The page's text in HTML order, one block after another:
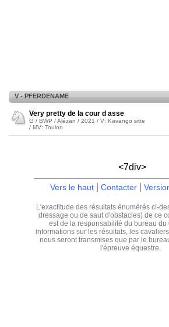
V - PFERDENAME
Very pretty de la cour d asse
G / BWP / Alézan / 2021 / V: Kavango sitte
/ MV: Toulon
<7div>
Vers le haut Contacter
L'exactitude des résultats énumérés ci-
dressage ou de saut d'obstacles) de ce
est de la responsabilité du bureau du
informations sur les résultats, les
nous seront transmises que par le
l'épreuve équestre.